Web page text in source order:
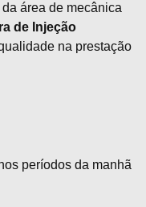
área de mecânica
de Injeção
na prestação
períodos da manhã